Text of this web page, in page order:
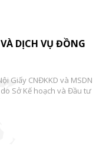
DỊCH VỤ ĐỒNG
Giấy CNĐKKD và MSDN
Sở Kế hoạch và Đầu tư